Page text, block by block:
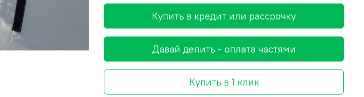
Купить в кредит или рассрочку
Давай делить - оплата частями
Купить в 1 клик